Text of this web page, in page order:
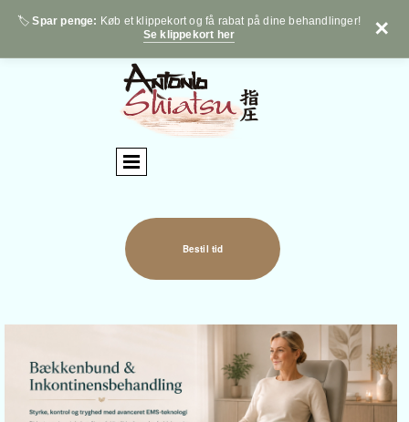
Bestil tid
🏷️Spar penge: Køb et klippekort og få rabat på dine behandlinger!
Se klippekort her
✕